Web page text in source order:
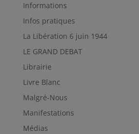
Informations
Infos pratiques
La Libération 6 juin 1944
LE GRAND DEBAT
Librairie
Livre Blanc
Malgré-Nous
Manifestations
Médias